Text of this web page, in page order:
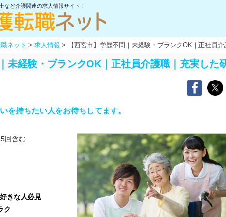
など介護関連の求人情報サイト！
ネット > 求人情報 > 【西宮市】学歴不問｜未経験・ブランクOK｜正社員
未経験・ブランクOK｜正社員介護職｜充実した
を持ちたい人をお待ちしてます。
回含む
きな人必見
ク